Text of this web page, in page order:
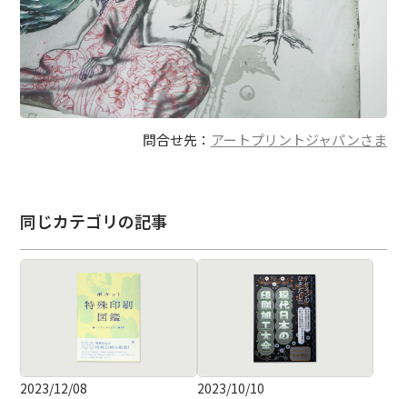
問合せ先： アートプリントジャパンさま
同じカテゴリの記事
2023/12/08 2023/10/10